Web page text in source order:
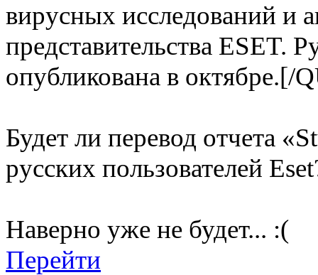
вирусных исследований и
представительства ESET.
опубликована в октябре.[/
Будет ли перевод отчета
русских пользователей
Наверно уже не будет... :(
Перейти